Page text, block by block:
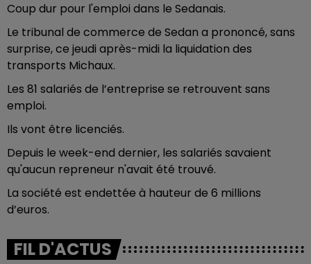
Coup dur pour l'emploi dans le Sedanais.
Le tribunal de commerce de Sedan a prononcé, sans
surprise, ce jeudi après-midi la liquidation des
transports Michaux.
Les 81 salariés de l’entreprise se retrouvent sans
emploi.
Ils vont être licenciés.
Depuis le week-end dernier, les salariés savaient
qu'aucun repreneur n'avait été trouvé.
La société est endettée à hauteur de 6 millions
d’euros.
FIL D'ACTUS